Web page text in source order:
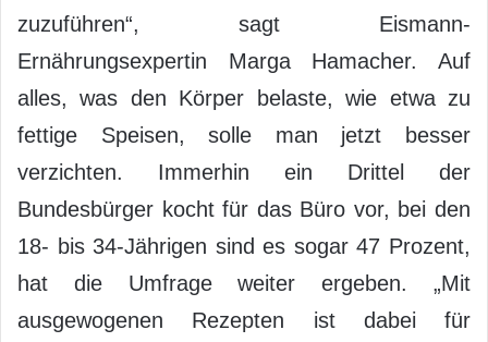
zuzuführen“, sagt Eismann-
Ernährungsexpertin Marga Hamacher. Auf
alles, was den Körper belaste, wie etwa zu
fettige Speisen, solle man jetzt besser
verzichten. Immerhin ein Drittel der
Bundesbürger kocht für das Büro vor, bei den
18- bis 34-Jährigen sind es sogar 47 Prozent,
hat die Umfrage weiter ergeben. „Mit
ausgewogenen Rezepten ist dabei für